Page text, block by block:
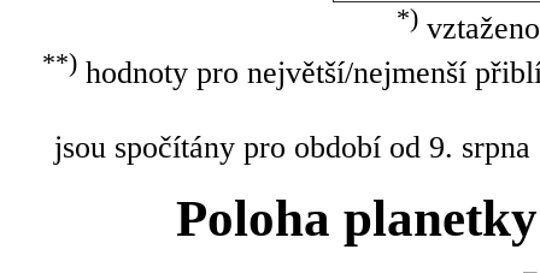
*)
**)hodnoty pro největší/nejmenší
jsou spočítány pro období od 9.
Poloha